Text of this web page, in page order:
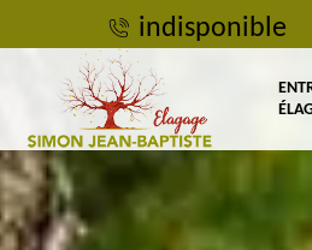
indisponible